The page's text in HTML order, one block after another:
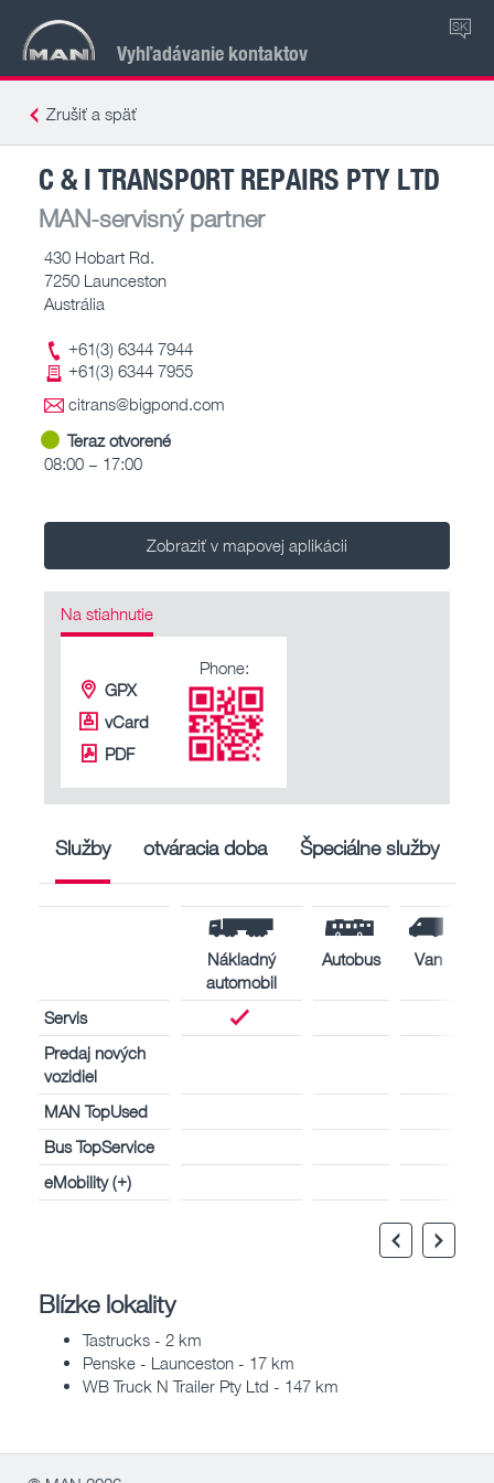
Vyhľadávanie kontaktov
SK
Zrušiť a späť
C & I TRANSPORT REPAIRS PTY LTD
MAN-servisný partner
430 Hobart Rd.
7250 Launceston
Austrália
+61(3) 6344 7944
+61(3) 6344 7955
citrans@bigpond.com
Teraz otvorené
08:00 – 17:00
Zobraziť v mapovej aplikácii
Na stiahnutie
GPX
vCard
PDF
Phone:
Služby otváracia doba Špeciálne služby
Nákladný
automobil
Autobus Van
Servis
Predaj nových
vozidiel
MAN TopUsed
Bus TopService
eMobility (+)
Blízke lokality
Tastrucks - 2 km
Penske - Launceston - 17 km
WB Truck N Trailer Pty Ltd - 147 km